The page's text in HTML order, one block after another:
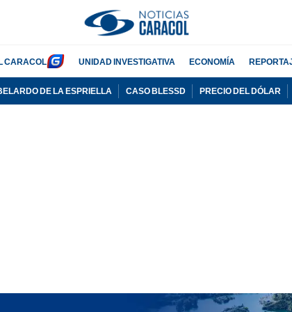
CARACOL UNIDAD INVESTIGATIVA ECONOMÍA
DE LA ESPRIELLA CASO BLESSD PRECIO DEL DÓLAR